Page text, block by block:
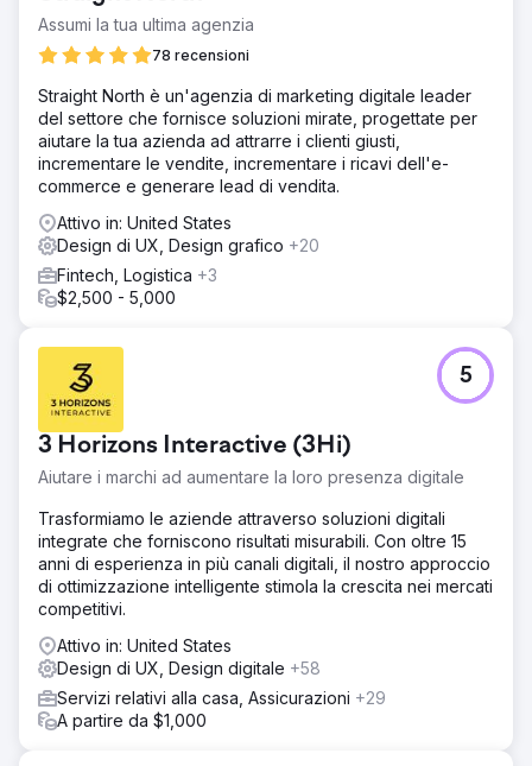
Assumi la tua ultima agenzia
78 recensioni
Straight North è un'agenzia di marketing digitale leader
del settore che fornisce soluzioni mirate, progettate per
aiutare la tua azienda ad attrarre i clienti giusti,
incrementare le vendite, incrementare i ricavi dell'e-
commerce e generare lead di vendita.
Attivo in: United States
Design di UX, Design grafico +20
Fintech, Logistica +3
$2,500 - 5,000
3 Horizons Interactive (3Hi)
Aiutare i marchi ad aumentare la loro presenza digitale
5
Trasformiamo le aziende attraverso soluzioni digitali
integrate che forniscono risultati misurabili. Con oltre 15
anni di esperienza in più canali digitali, il nostro approccio
di ottimizzazione intelligente stimola la crescita nei mercati
competitivi.
Attivo in: United States
Design di UX, Design digitale +58
Servizi relativi alla casa, Assicurazioni +29
A partire da $1,000